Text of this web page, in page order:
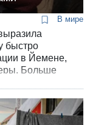
В мире
быстро
в Йемене,
Больше